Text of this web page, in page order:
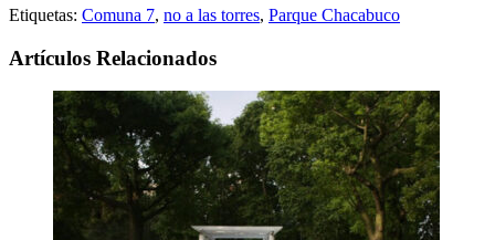
Etiquetas: Comuna 7, no a las torres, Parque Chacabuco
Artículos Relacionados